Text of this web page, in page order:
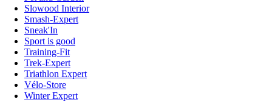
Slowood Interior
Smash-Expert
Sneak'In
Sport is good
Training-Fit
Trek-Expert
Triathlon Expert
Vélo-Store
Winter Expert